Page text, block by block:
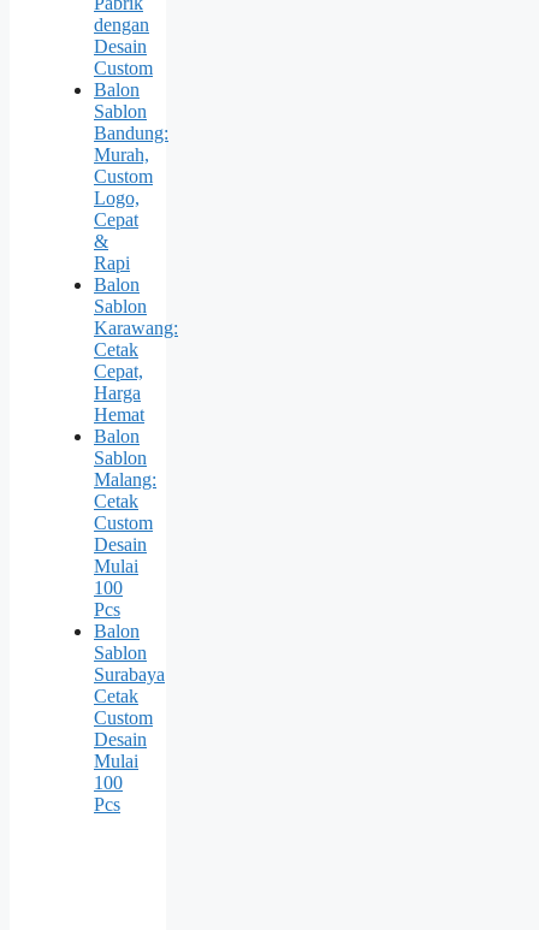
dengan
Desain
Custom
Balon
Sablon
Bandung:
Murah,
Custom
Logo,
Cepat
&
Rapi
Balon
Sablon
Karawang:
Cetak
Cepat,
Harga
Hemat
Balon
Sablon
Malang:
Cetak
Custom
Desain
Mulai
100
Pcs
Balon
Sablon
Surabaya
Cetak
Custom
Desain
Mulai
100
Pcs